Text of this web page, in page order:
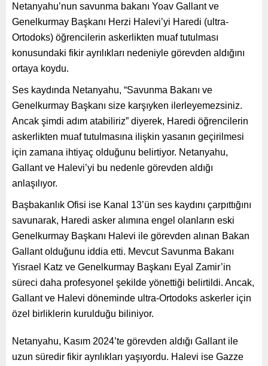
Netanyahu’nun savunma bakanı Yoav Gallant ve
Genelkurmay Başkanı Herzi Halevi’yi Haredi (ultra-
Ortodoks) öğrencilerin askerlikten muaf tutulması
konusundaki fikir ayrılıkları nedeniyle görevden aldığını
ortaya koydu.
Ses kaydında Netanyahu, “Savunma Bakanı ve
Genelkurmay Başkanı size karşıyken ilerleyemezsiniz.
Ancak şimdi adım atabiliriz” diyerek, Haredi öğrencilerin
askerlikten muaf tutulmasına ilişkin yasanın geçirilmesi
için zamana ihtiyaç olduğunu belirtiyor. Netanyahu,
Gallant ve Halevi’yi bu nedenle görevden aldığı
anlaşılıyor.
Başbakanlık Ofisi ise Kanal 13’ün ses kaydını çarpıttığını
savunarak, Haredi asker alımına engel olanların eski
Genelkurmay Başkanı Halevi ile görevden alınan Bakan
Gallant olduğunu iddia etti. Mevcut Savunma Bakanı
Yisrael Katz ve Genelkurmay Başkanı Eyal Zamir’in
süreci daha profesyonel şekilde yönettiği belirtildi. Ancak,
Gallant ve Halevi döneminde ultra-Ortodoks askerler için
özel birliklerin kurulduğu biliniyor.
Netanyahu, Kasım 2024’te görevden aldığı Gallant ile
uzun süredir fikir ayrılıkları yaşıyordu. Halevi ise Gazze